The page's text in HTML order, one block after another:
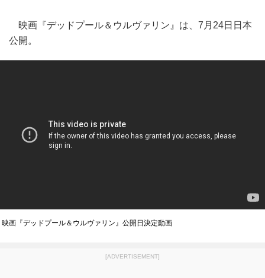
映画『デッドプール＆ウルヴァリン』は、7月24日日本
公開。
映画『デッドプール＆ウルヴァリン』公開日決定動画
[ADVERTISEMENT]